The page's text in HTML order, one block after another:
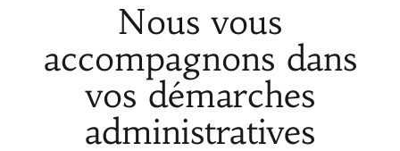
Nous vous
accompagnons dans
vos démarches
administratives